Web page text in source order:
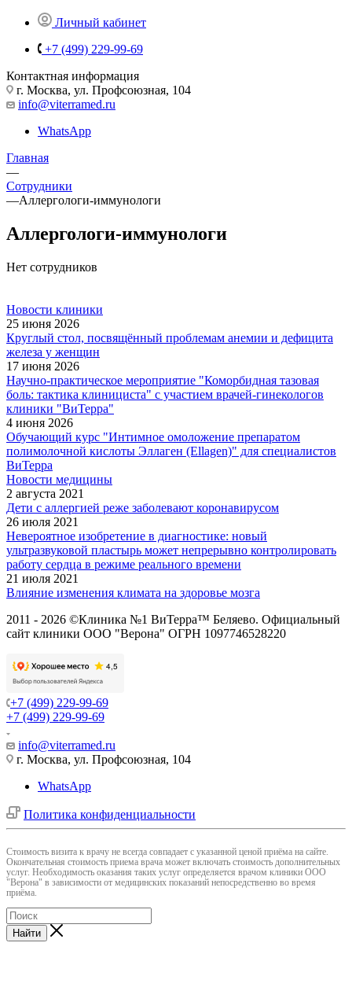
Личный кабинет
+7 (499) 229-99-69
Контактная информация
г. Москва, ул. Профсоюзная, 104
info@viterramed.ru
WhatsApp
Главная
—
Сотрудники
—Аллергологи-иммунологи
Аллергологи-иммунологи
Нет сотрудников
Новости клиники
25 июня 2026
Круглый стол, посвящённый проблемам анемии и дефицита
железа у женщин
17 июня 2026
Научно-практическое мероприятие "Коморбидная тазовая
боль: тактика клинициста" с участием врачей-гинекологов
клиники "ВиТерра"
4 июня 2026
Обучающий курс "Интимное омоложение препаратом
полимолочной кислоты Эллаген (Ellagen)" для специалистов
ВиТерра
Новости медицины
2 августа 2021
Дети с аллергией реже заболевают коронавирусом
26 июля 2021
Невероятное изобретение в диагностике: новый
ультразвуковой пластырь может непрерывно контролировать
работу сердца в режиме реального времени
21 июля 2021
Влияние изменения климата на здоровье мозга
2011 - 2026 ©Клиника №1 ВиТерра™ Беляево. Официальный
сайт клиники ООО "Верона" ОГРН 1097746528220
+7 (499) 229-99-69
+7 (499) 229-99-69
info@viterramed.ru
г. Москва, ул. Профсоюзная, 104
WhatsApp
Политика конфиденциальности
Cтоимость визита к врачу не всегда совпадает с указанной ценой приёма на сайте.
Окончательная стоимость приема врача может включать стоимость дополнительных
услуг. Необходимость оказания таких услуг определяется врачом клиники ООО
"Верона" в зависимости от медицинских показаний непосредственно во время
приёма.
Найти